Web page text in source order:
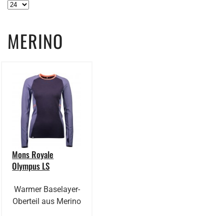
MERINO
Mons Royale
Olympus LS
Warmer Baselayer-
Oberteil aus Merino